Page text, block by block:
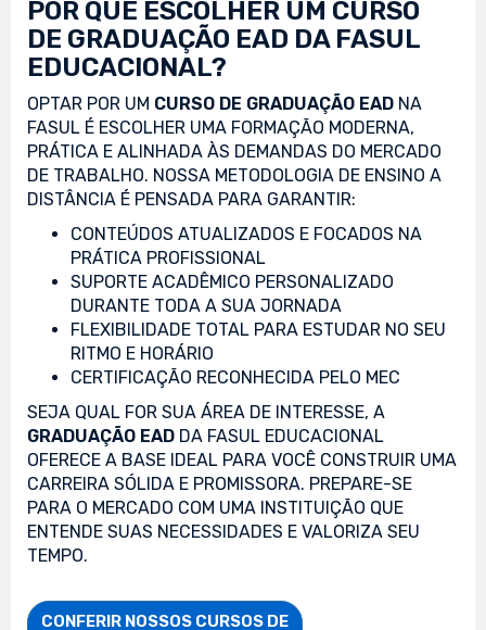
POR QUE ESCOLHER UM CURSO
DE GRADUAÇÃO EAD DA FASUL
EDUCACIONAL?
OPTAR POR UM CURSO DE GRADUAÇÃO EAD NA
FASUL É ESCOLHER UMA FORMAÇÃO MODERNA,
PRÁTICA E ALINHADA ÀS DEMANDAS DO MERCADO
DE TRABALHO. NOSSA METODOLOGIA DE ENSINO A
DISTÂNCIA É PENSADA PARA GARANTIR:
CONTEÚDOS ATUALIZADOS E FOCADOS NA
PRÁTICA PROFISSIONAL
SUPORTE ACADÊMICO PERSONALIZADO
DURANTE TODA A SUA JORNADA
FLEXIBILIDADE TOTAL PARA ESTUDAR NO SEU
RITMO E HORÁRIO
CERTIFICAÇÃO RECONHECIDA PELO MEC
SEJA QUAL FOR SUA ÁREA DE INTERESSE, A
GRADUAÇÃO EAD DA FASUL EDUCACIONAL
OFERECE A BASE IDEAL PARA VOCÊ CONSTRUIR UMA
CARREIRA SÓLIDA E PROMISSORA. PREPARE-SE
PARA O MERCADO COM UMA INSTITUIÇÃO QUE
ENTENDE SUAS NECESSIDADES E VALORIZA SEU
TEMPO.
CONFERIR NOSSOS CURSOS DE